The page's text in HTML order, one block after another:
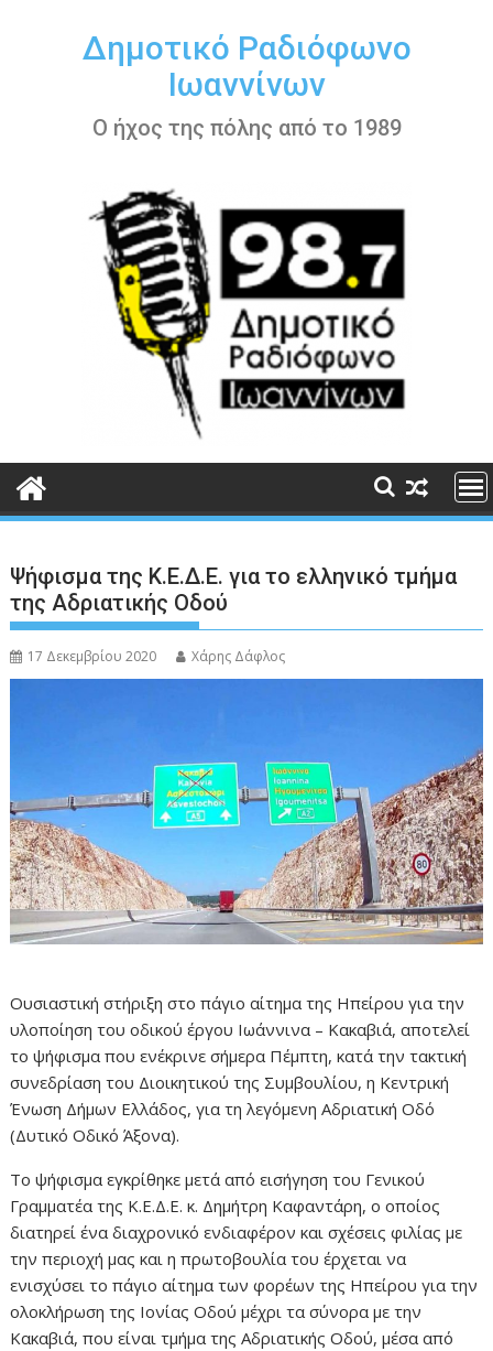
περιεχόμενοΔημοτικό Ραδιόφωνο
Ιωαννίνων
Ο ήχος της πόλης από το 1989
Ψήφισμα της Κ.Ε.Δ.Ε. για το ελληνικό τμήμα
της Αδριατικής Οδού
17 Δεκεμβρίου 2020 Χάρης Δάφλος
Ουσιαστική στήριξη στο πάγιο αίτημα της Ηπείρου για την
υλοποίηση του οδικού έργου Ιωάννινα – Κακαβιά, αποτελεί
το ψήφισμα που ενέκρινε σήμερα Πέμπτη, κατά την τακτική
συνεδρίαση του Διοικητικού της Συμβουλίου, η Κεντρική
Ένωση Δήμων Ελλάδος, για τη λεγόμενη Αδριατική Οδό
(Δυτικό Οδικό Άξονα).
Το ψήφισμα εγκρίθηκε μετά από εισήγηση του Γενικού
Γραμματέα της Κ.Ε.Δ.Ε. κ. Δημήτρη Καφαντάρη, ο οποίος
διατηρεί ένα διαχρονικό ενδιαφέρον και σχέσεις φιλίας με
την περιοχή μας και η πρωτοβουλία του έρχεται να
ενισχύσει το πάγιο αίτημα των φορέων της Ηπείρου για την
ολοκλήρωση της Ιονίας Οδού μέχρι τα σύνορα με την
Κακαβιά, που είναι τμήμα της Αδριατικής Οδού, μέσα από